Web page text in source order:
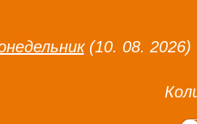
(10. 08. 2026)